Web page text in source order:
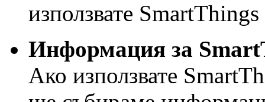
използвате
Информация за
Ако използвате